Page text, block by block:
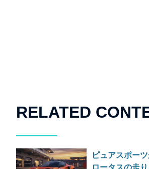
RELATED
ピュアスポー